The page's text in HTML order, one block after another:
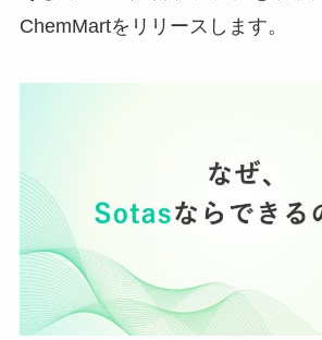
ChemMartをリリースします。